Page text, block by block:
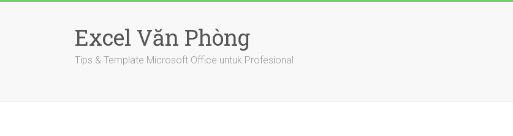
Excel Văn Phòng
Tips & Template Microsoft Office untuk Profesional